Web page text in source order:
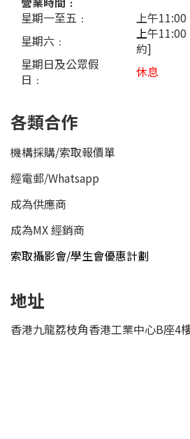
星期一至五﹕
上午
星期六﹕
上午
約]
星期日及公眾假
日﹕
休息
各類合作
機構採購/索取報價單
經電郵/Whatsapp
成為供應商
成為MX 經銷商
索取攝影會/學生會優惠計劃
地址
香港九龍荔枝角香港工業中心B座4